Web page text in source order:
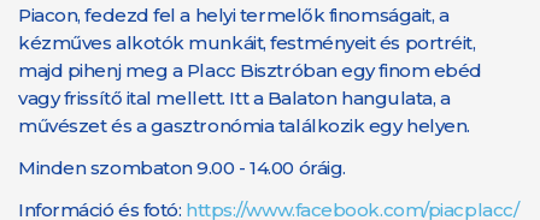
Piacon, fedezd fel a helyi termelők finomságait, a
kézműves alkotók munkáit, festményeit és portréit,
majd pihenj meg a Placc Bisztróban egy finom ebéd
vagy frissítő ital mellett. Itt a Balaton hangulata, a
művészet és a gasztronómia találkozik egy helyen.
Minden szombaton 9.00 - 14.00 óráig.
Információ és fotó: https://www.facebook.com/piacplacc/